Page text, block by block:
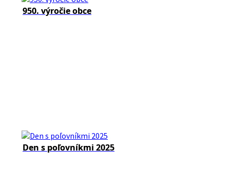
950. výročie obce
Den s poľovníkmi 2025